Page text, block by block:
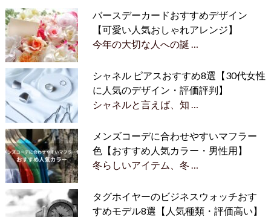
バースデーカードおすすめデザイン
【可愛い人気おしゃれアレンジ】
今年の大切な人への誕 …
シャネル ピアスおすすめ8選【30代女性
に人気のデザイン・評価評判】
シャネルと言えば、知 …
メンズコーデに合わせやすいマフラー
色【おすすめ人気カラー・男性用】
冬らしいアイテム、冬 …
タグホイヤーのビジネスウォッチおす
すめモデル8選【人気種類・評価高い】